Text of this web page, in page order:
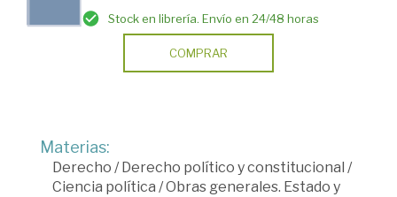
Stock en librería. Envío en 24/48 horas
COMPRAR
Materias:
Derecho / Derecho político y constitucional /
Ciencia política /Obras generales. Estado y